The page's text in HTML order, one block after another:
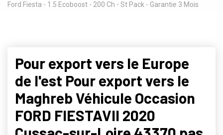
Ford Fiesta - 1.5 Ecoboost - 200 Ch - St Pack - Garantie 3 Mois
Pour export vers le Europe
de l'est Pour export vers le
Maghreb Véhicule Occasion
FORD FIESTAVII 2020